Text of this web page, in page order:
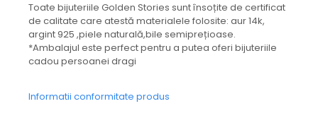
Toate bijuteriile Golden Stories sunt însoțite de certificat
de calitate care atestă materialele folosite: aur 14k,
argint 925 ,piele naturală,bile semiprețioase.
*Ambalajul este perfect pentru a putea oferi bijuteriile
cadou persoanei dragi
Informatii conformitate produs